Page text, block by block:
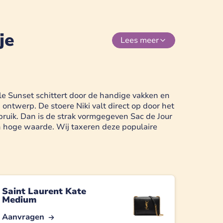
Lees meer
Sunset schittert door de handige vakken en
De stoere Niki valt direct op door het
Dan is de strak vormgegeven Sac de Jour
waarde. Wij taxeren deze populaire
Saint Laurent Kate
Medium
Aanvragen